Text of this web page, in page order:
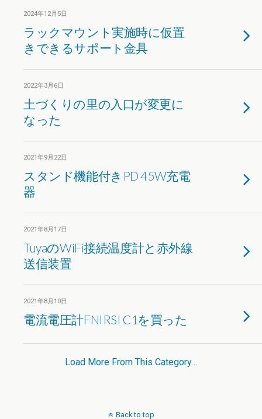
2024年12月5日
ラックマウント実施時に仮置
きできるサポート金具
2022年3月6日
土づくりの里の入口が変更に
なった
2021年9月22日
スタンド機能付きPD 45W充電
器
2021年8月17日
TuyaのWiFi接続温度計と赤外線
送信装置
2021年8月10日
電流電圧計FNIRSI C1を買った
Load More From This Category…
Back to top